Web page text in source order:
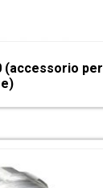
(accessorio per